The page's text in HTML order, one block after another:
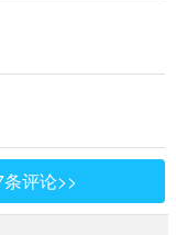
评论>>